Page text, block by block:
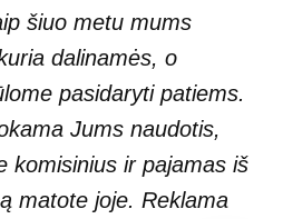
šiuo metu mums
dalinamės, o
pasidaryti patiems.
Jums naudotis,
komisinius ir pajamas iš
matote joje. Reklama